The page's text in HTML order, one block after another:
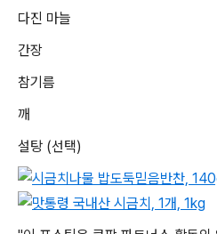
다진 마늘
간장
참기름
깨
설탕 (선택)